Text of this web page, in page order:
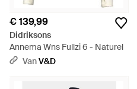
€ 139,99
Didriksons
Annema Wns Fullzi 6 - Naturel
VanV&D